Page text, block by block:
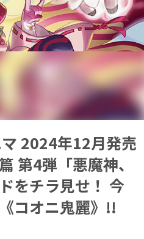
マ 2024年12月発売
第4弾「悪魔神、
をチラ見せ！ 今
コオニ鬼麗》!!